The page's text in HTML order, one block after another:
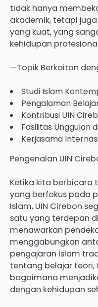
tidak hanya
akademik, tetapi
yang kuat, yang
kehidupan
—Topik Berkaitan
Studi Islam
Pengalaman
Kontribusi UIN
Fasilitas Unggulan
Kerjasama
Pengenalan UIN
Ketika kita berbicara
yang berfokus pada
Islam, UIN Cirebon
satu yang terdepan
menawarkan
menggabungkan
pengajaran Islam
tentang belajar
bagaimana
dengan kehidupan